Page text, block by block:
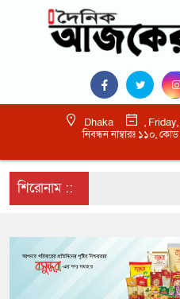
Dhaka
,
নিবন্ধন নাম্বারঃ ১১০, কোড
শিরোনাম ::